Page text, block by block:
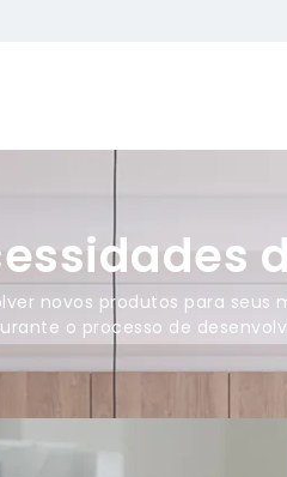
novos produtos para
o processo de